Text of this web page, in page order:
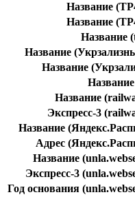
Название
Название
Название
Название
Название
Название
Экспресс-3
Название
Адрес
Название
Экспресс-3
Год основания